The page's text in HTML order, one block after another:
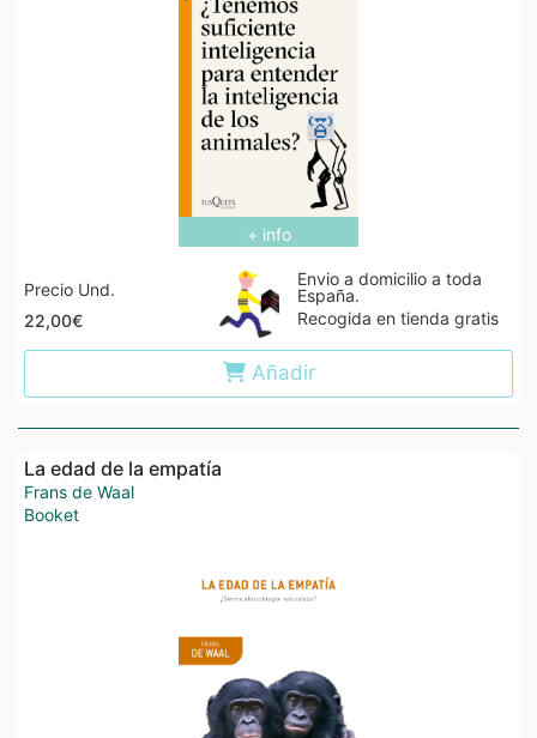
+ info
Precio Und.
22,00€
Envio a domicilio a toda
España.
Recogida en tienda gratis
Añadir
La edad de la empatía
Frans de Waal
Booket